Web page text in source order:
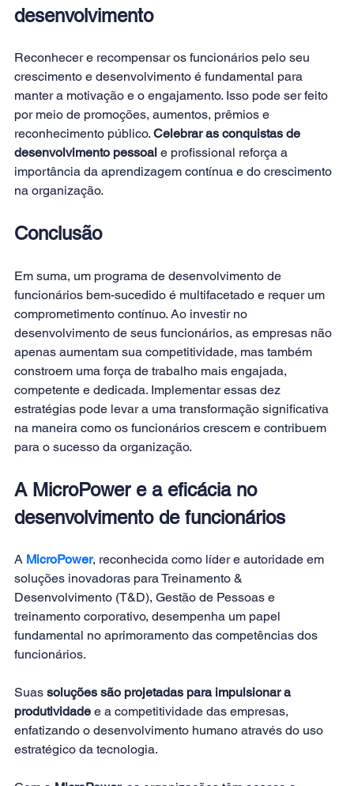
desenvolvimento
Reconhecer e recompensar os funcionários pelo seu
crescimento e desenvolvimento é fundamental para
manter a motivação e o engajamento. Isso pode ser feito
por meio de promoções, aumentos, prêmios e
reconhecimento público. Celebrar as conquistas de
desenvolvimento pessoal e profissional reforça a
importância da aprendizagem contínua e do crescimento
na organização.
Conclusão
Em suma, um programa de desenvolvimento de
funcionários bem-sucedido é multifacetado e requer um
comprometimento contínuo. Ao investir no
desenvolvimento de seus funcionários, as empresas não
apenas aumentam sua competitividade, mas também
constroem uma força de trabalho mais engajada,
competente e dedicada. Implementar essas dez
estratégias pode levar a uma transformação significativa
na maneira como os funcionários crescem e contribuem
para o sucesso da organização.
A MicroPower e a eficácia no
desenvolvimento de funcionários
A MicroPower, reconhecida como líder e autoridade em
soluções inovadoras para Treinamento &
Desenvolvimento (T&D), Gestão de Pessoas e
treinamento corporativo, desempenha um papel
fundamental no aprimoramento das competências dos
funcionários.
Suas soluções são projetadas para impulsionar a
produtividade e a competitividade das empresas,
enfatizando o desenvolvimento humano através do uso
estratégico da tecnologia.